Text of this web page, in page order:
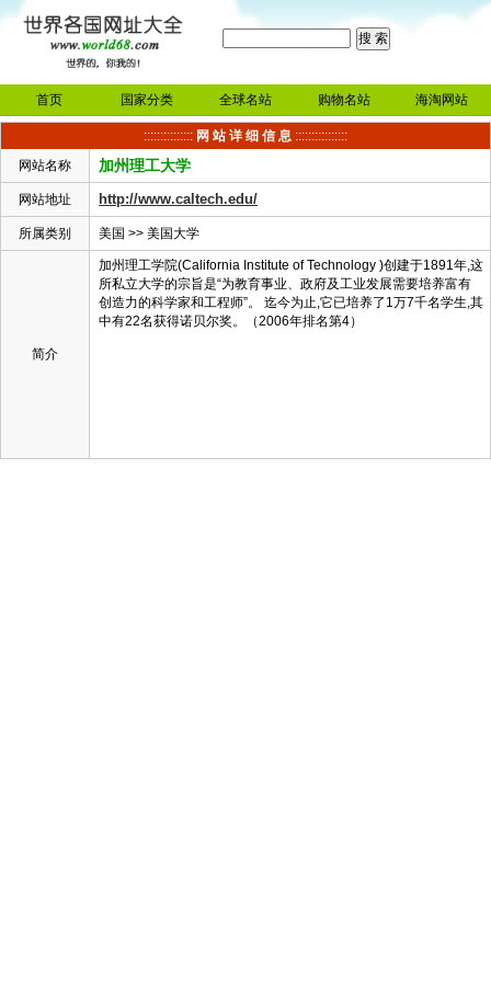
首页 国家分类 全球名站 购物名站 海淘网站
::::::::::::::: 网 站 详 细 信 息 ::::::::::::::::
网站名称
加州理工大学
网站地址 http://www.caltech.edu/
所属类别 美国 >>美国大学
简介
加州理工学院(California Institute of Technology )创建于1891年,这
所私立大学的宗旨是“为教育事业、政府及工业发展需要培养富有
创造力的科学家和工程师”。 迄今为止,它已培养了1万7千名学生,其
中有22名获得诺贝尔奖。（2006年排名第4）